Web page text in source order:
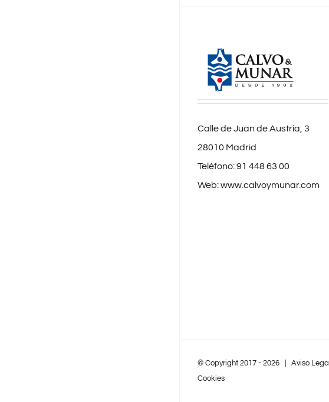
Calle de Juan de Austria, 3
28010 Madrid
Teléfono:91 448 63 00
Web:www.calvoymunar.com
© Copyright 2017 - 2026 | Aviso Legal
Cookies